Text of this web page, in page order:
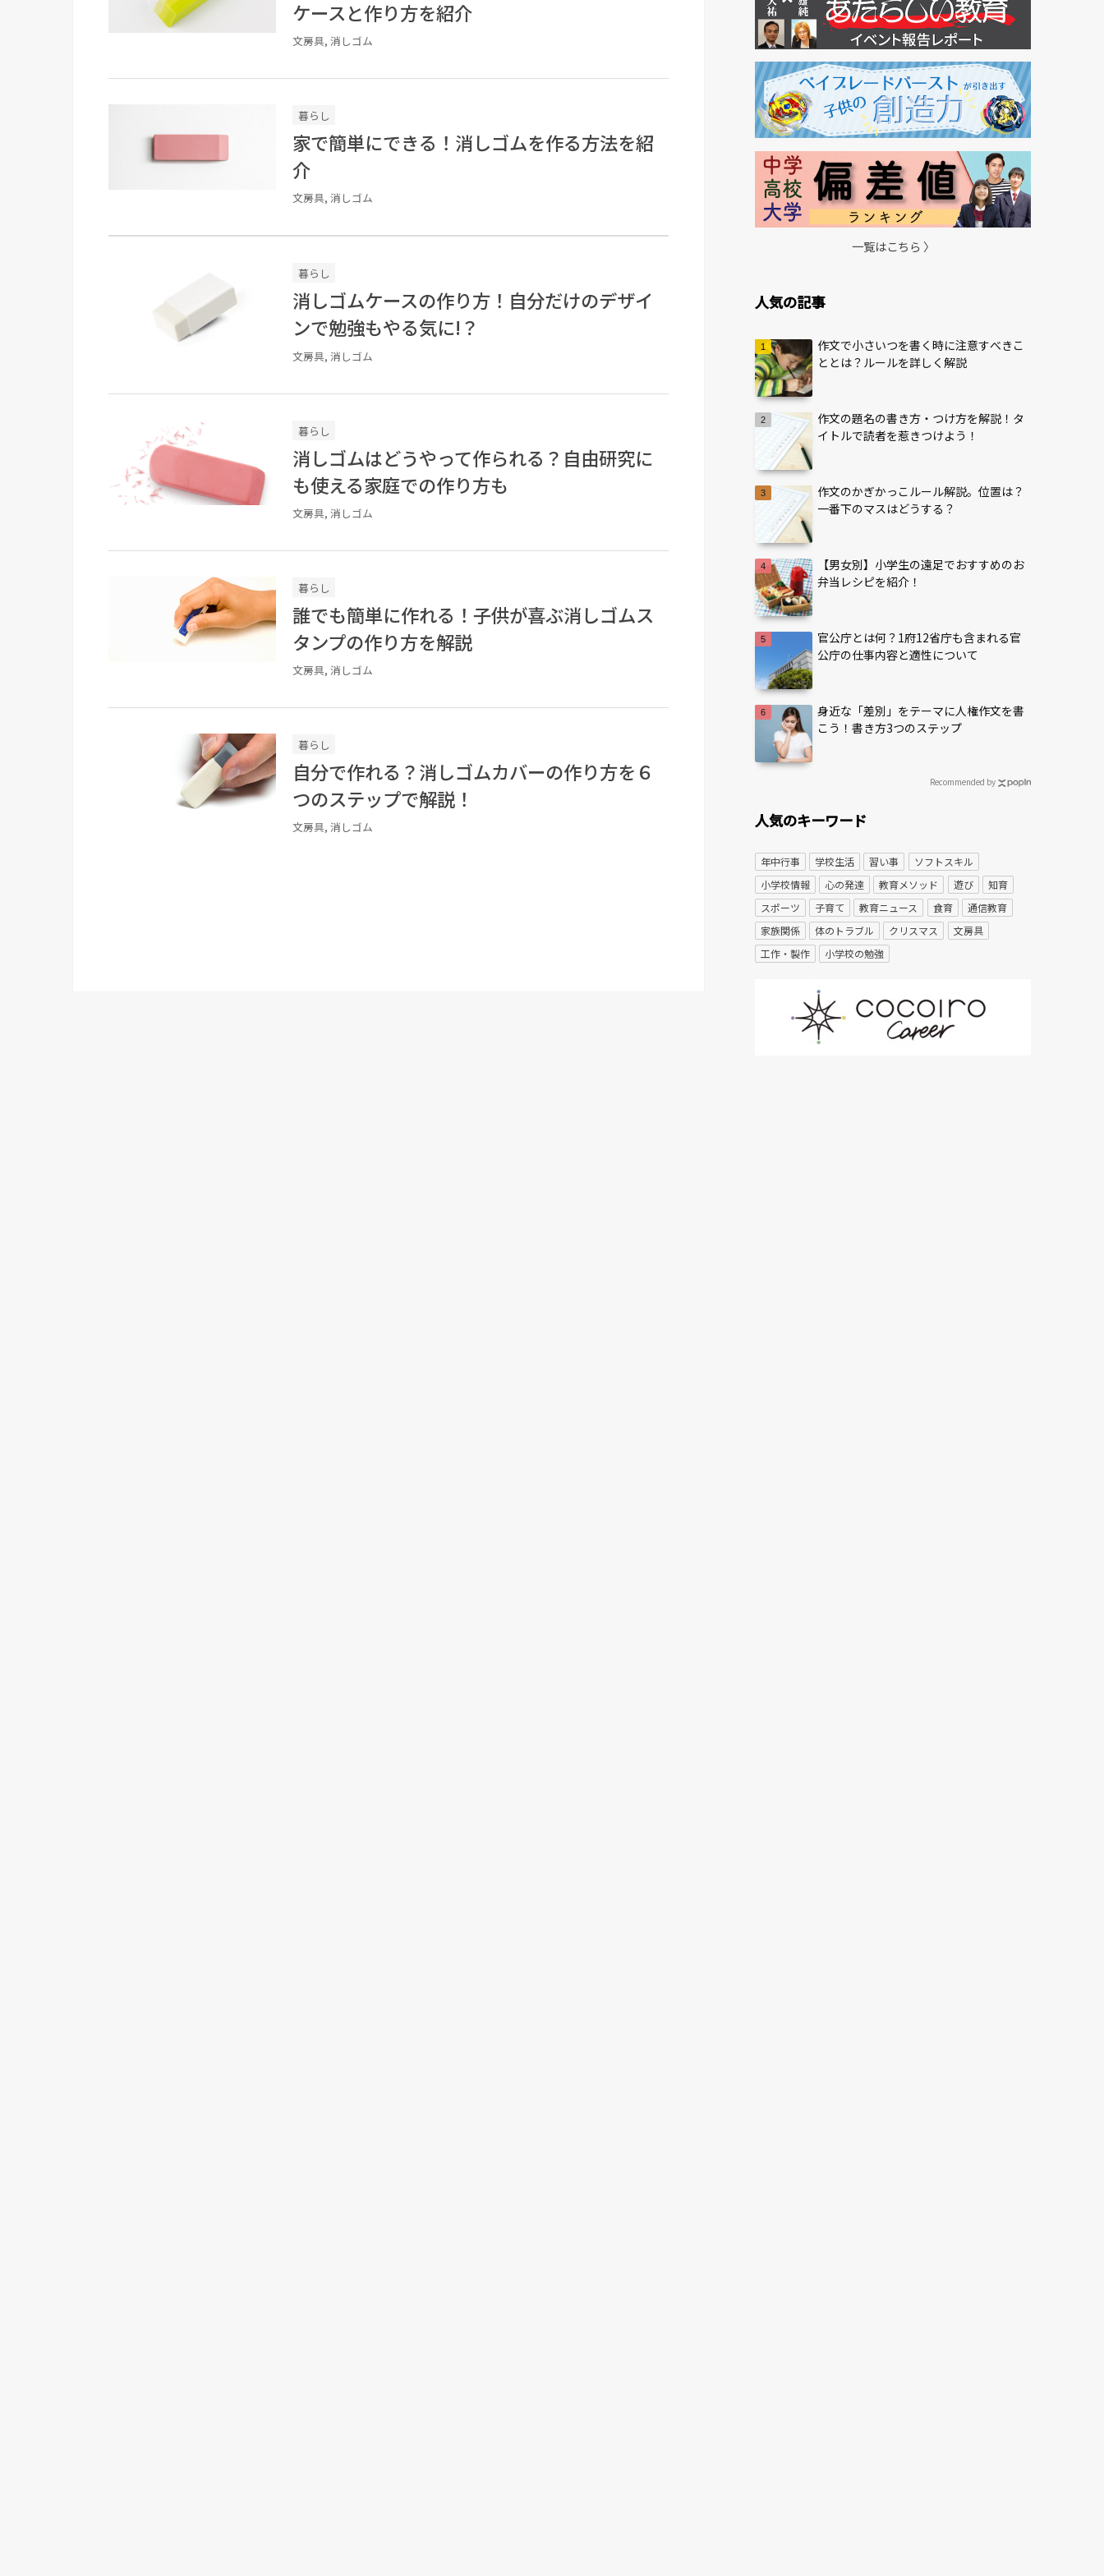
ケースと作り方を紹介
文房具, 消しゴム
暮らし
家で簡単にできる！消しゴムを作る方法を紹
介
文房具, 消しゴム
暮らし
消しゴムケースの作り方！自分だけのデザイ
ンで勉強もやる気に!？
文房具, 消しゴム
暮らし
消しゴムはどうやって作られる？自由研究に
も使える家庭での作り方も
文房具, 消しゴム
暮らし
誰でも簡単に作れる！子供が喜ぶ消しゴムス
タンプの作り方を解説
文房具, 消しゴム
暮らし
自分で作れる？消しゴムカバーの作り方を６
つのステップで解説！
文房具, 消しゴム
一覧はこちら 〉
人気の記事
作文で小さいつを書く時に注意すべきこ
ととは？ルールを詳しく解説
作文の題名の書き方・つけ方を解説！タ
イトルで読者を惹きつけよう！
作文のかぎかっこルール解説。位置は？
一番下のマスはどうする？
【男女別】小学生の遠足でおすすめのお
弁当レシピを紹介！
官公庁とは何？1府12省庁も含まれる官
公庁の仕事内容と適性について
身近な「差別」をテーマに人権作文を書
こう！書き方3つのステップ
Recommended by
人気のキーワード
年中行事 学校生活 習い事
ソフトスキル
小学校情報
心の発達 教育メソッド 遊び
知育
スポーツ
子育て 教育ニュース 食育
通信教育
家族関係
体のトラブル クリスマス
文房具
工作・製作
小学校の勉強